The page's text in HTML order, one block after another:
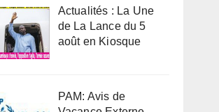
Actualités : La Une
de La Lance du 5
août en Kiosque
PAM: Avis de